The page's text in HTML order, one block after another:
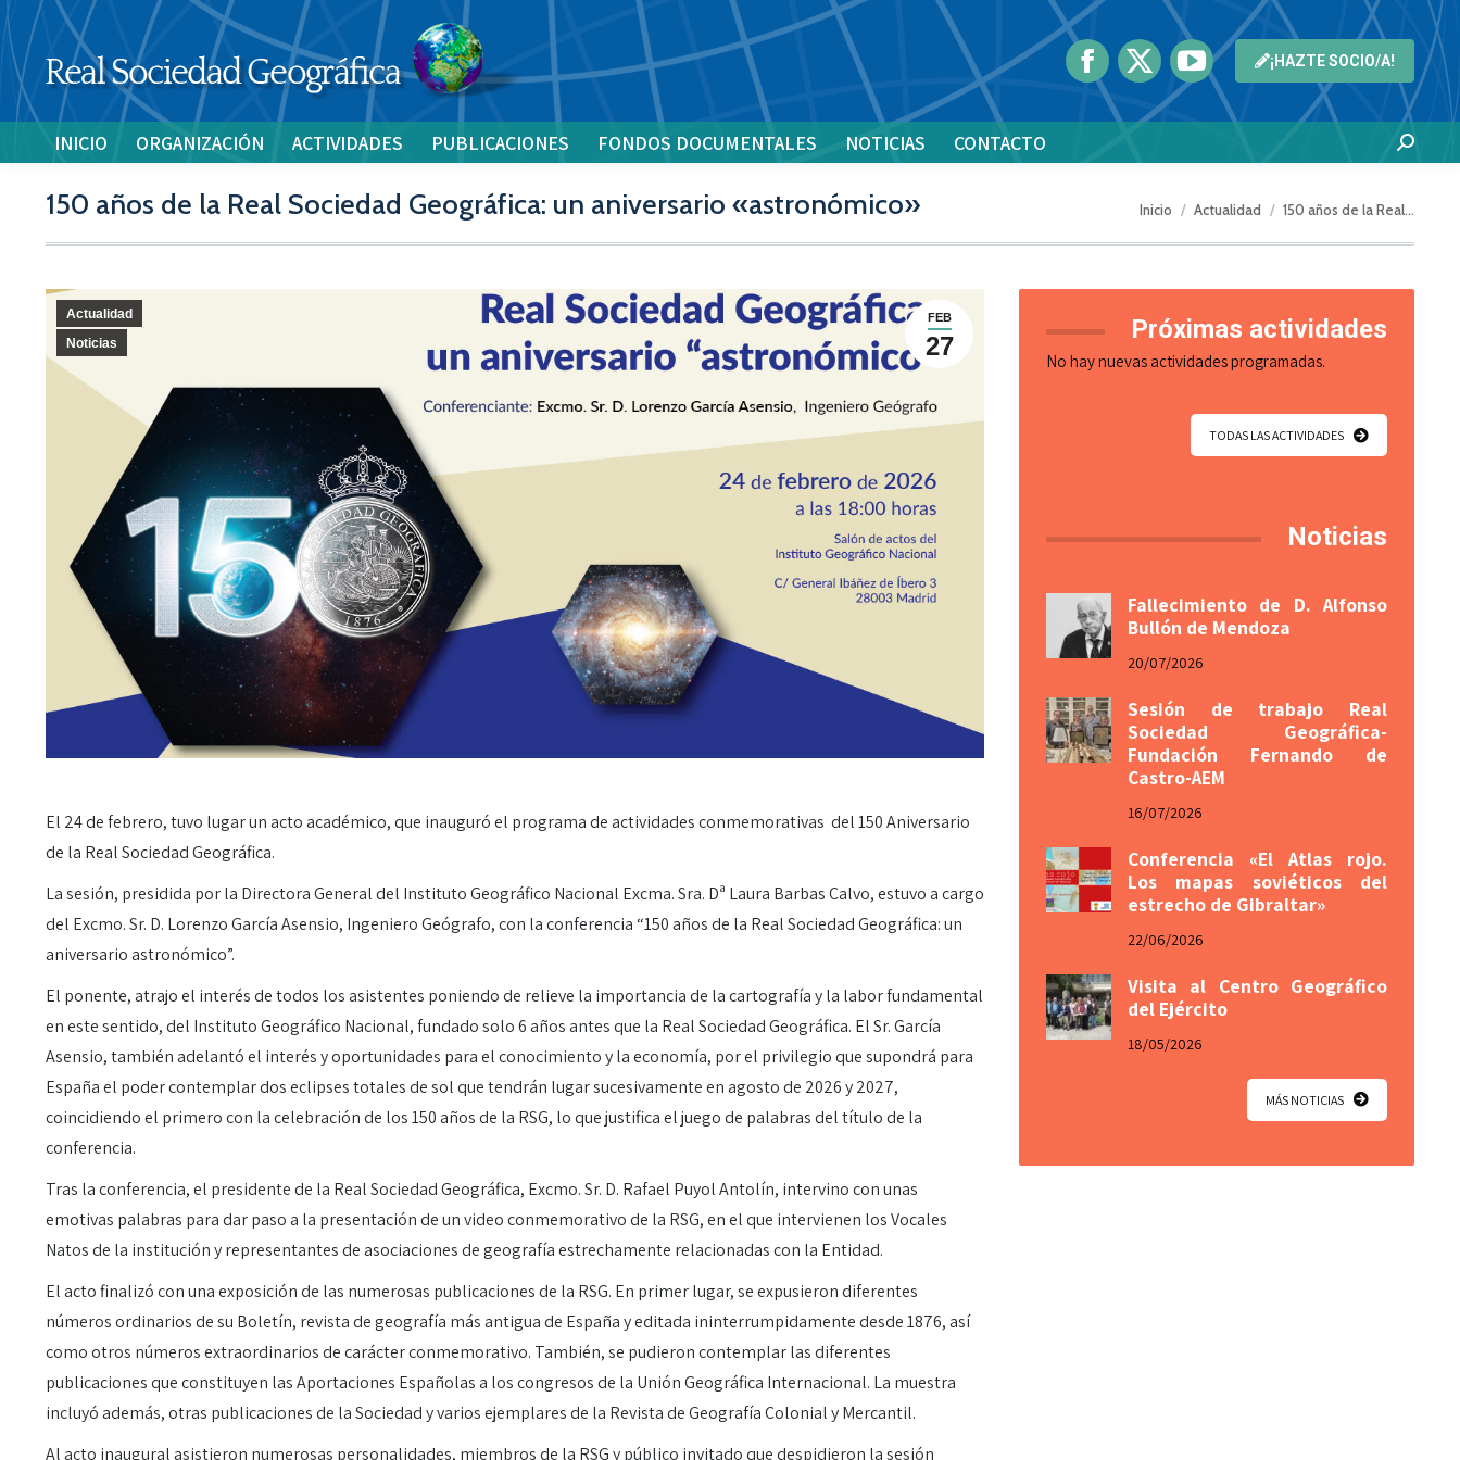
¡HAZTE SOCIO/A!
INICIO ORGANIZACIÓN ACTIVIDADES PUBLICACIONES FONDOS DOCUMENTALES NOTICIAS CONTACTO Buscar:
150 años de la Real Sociedad Geográfica: un aniversario «astronómico» Estás aquí:
Inicio Actualidad 150 años de la Real…
FEB
27
Actualidad
Noticias
El 24 de febrero, tuvo lugar un acto académico, que inauguró el programa de actividades conmemorativas del 150 Aniversario
de la Real Sociedad Geográfica.
La sesión, presidida por la Directora General del Instituto Geográfico Nacional Excma. Sra. Dª Laura Barbas Calvo, estuvo a cargo
del Excmo. Sr. D. Lorenzo García Asensio, Ingeniero Geógrafo, con la conferencia “150 años de la Real Sociedad Geográfica: un
aniversario astronómico”.
El ponente, atrajo el interés de todos los asistentes poniendo de relieve la importancia de la cartografía y la labor fundamental
en este sentido, del Instituto Geográfico Nacional, fundado solo 6 años antes que la Real Sociedad Geográfica. El Sr. García
Asensio, también adelantó el interés y oportunidades para el conocimiento y la economía, por el privilegio que supondrá para
España el poder contemplar dos eclipses totales de sol que tendrán lugar sucesivamente en agosto de 2026 y 2027,
coincidiendo el primero con la celebración de los 150 años de la RSG, lo que justifica el juego de palabras del título de la
conferencia.
Tras la conferencia, el presidente de la Real Sociedad Geográfica, Excmo. Sr. D. Rafael Puyol Antolín, intervino con unas
emotivas palabras para dar paso a la presentación de un video conmemorativo de la RSG, en el que intervienen los Vocales
Natos de la institución y representantes de asociaciones de geografía estrechamente relacionadas con la Entidad.
El acto finalizó con una exposición de las numerosas publicaciones de la RSG. En primer lugar, se expusieron diferentes
números ordinarios de su Boletín, revista de geografía más antigua de España y editada ininterrumpidamente desde 1876, así
como otros números extraordinarios de carácter conmemorativo. También, se pudieron contemplar las diferentes
publicaciones que constituyen las Aportaciones Españolas a los congresos de la Unión Geográfica Internacional. La muestra
incluyó además, otras publicaciones de la Sociedad y varios ejemplares de la Revista de Geografía Colonial y Mercantil.
Al acto inaugural asistieron numerosas personalidades, miembros de la RSG y público invitado que despidieron la sesión
Próximas actividades
No hay nuevas actividades programadas.
TODAS LAS ACTIVIDADES
Noticias
Fallecimiento de D. Alfonso
Bullón de Mendoza
20/07/2026
Sesión de trabajo Real
Sociedad Geográfica-
Fundación Fernando de
Castro-AEM
16/07/2026
Conferencia «El Atlas rojo.
Los mapas soviéticos del
estrecho de Gibraltar»
22/06/2026
Visita al Centro Geográfico
del Ejército
18/05/2026
MÁS NOTICIAS